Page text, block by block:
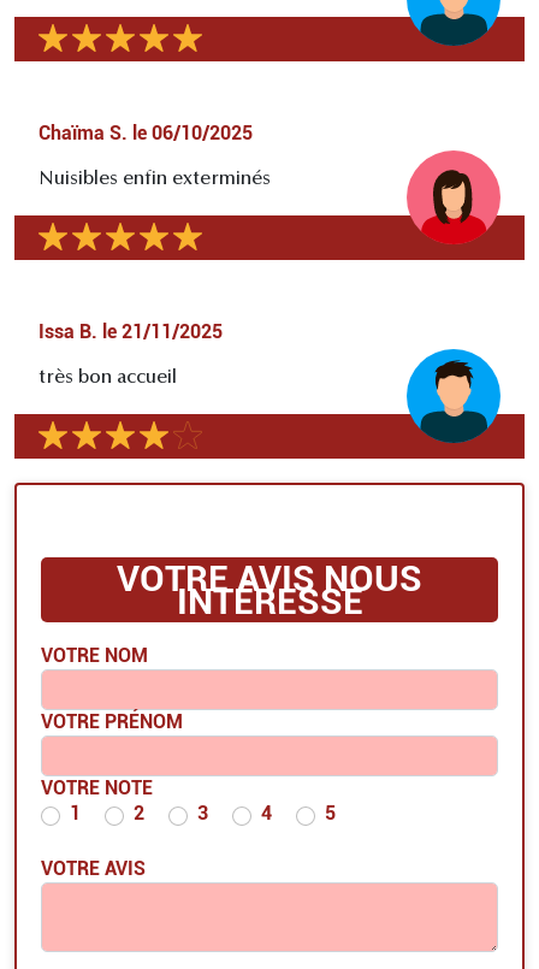
Chaïma S. le 06/10/2025
Nuisibles enfin exterminés
Issa B. le 21/11/2025
très bon accueil
VOTRE AVIS NOUS
INTÉRESSE
VOTRE NOM
VOTRE PRÉNOM
VOTRE NOTE
1
2 3 4 5
VOTRE AVIS